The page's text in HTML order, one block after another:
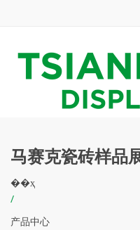
周
马赛克瓷砖样品
��ҳ
/
产品中心